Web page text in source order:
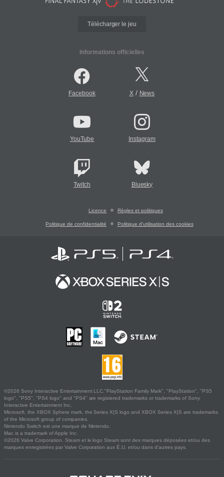
Télécharger le jeu
Informations officielles
Facebook X/ News
YouTube Instagram
Twitch Bluesky
Licence Règles et politiques
Politique de confidentialité Politique d'utilisation des cookies
©2026 Sony Interactive Entertainment LLC."PlayStation Family Mark", "PlayStation", "PS5
logo", "PS5", "PS4 logo" and "PS4" are registered trademarks or trademarks of Sony
Interactive Entertainment Inc.
Microsoft, the XBOX Sphere mark, the Series X|S logo and XBOX Series X|S are trademarks
of the Microsoft group of companies.
Nintendo Switch est une marque de Nintendo.
Mac is a trademark of Apple Inc.
©2026 Valve Corporation. Steam et le logo Steam sont des marques déposées et/ou des
marques enregistrées par Valve Corporation aux É.U. et/ou dans d'autres pays.